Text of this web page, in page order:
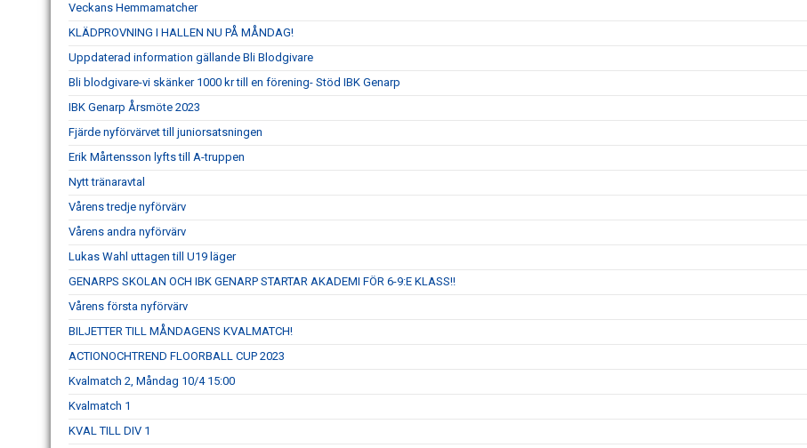
Veckans Hemmamatcher
KLÄDPROVNING I HALLEN NU PÅ MÅNDAG!
Uppdaterad information gällande Bli Blodgivare
Bli blodgivare-vi skänker 1000 kr till en förening- Stöd IBK Genarp
IBK Genarp Årsmöte 2023
Fjärde nyförvärvet till juniorsatsningen
Erik Mårtensson lyfts till A-truppen
Nytt tränaravtal
Vårens tredje nyförvärv
Vårens andra nyförvärv
Lukas Wahl uttagen till U19 läger
GENARPS SKOLAN OCH IBK GENARP STARTAR AKADEMI FÖR 6-9:E KLASS!!
Vårens första nyförvärv
BILJETTER TILL MÅNDAGENS KVALMATCH!
ACTIONOCHTREND FLOORBALL CUP 2023
Kvalmatch 2, Måndag 10/4 15:00
Kvalmatch 1
KVAL TILL DIV 1